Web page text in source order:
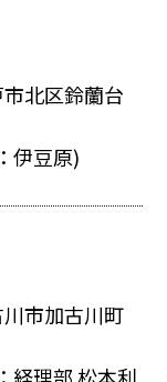
北区鈴蘭台
伊豆原)
市加古川町